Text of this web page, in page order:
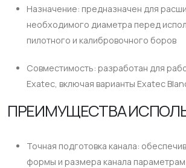
Назначение: предназначен для
необходимого диаметра перед
пилотного и калибровочного боров
Совместимость: разработан для
Exatec, включая варианты Exatec
ПРЕИМУЩЕСТВА
Точная подготовка канала:
формы и размера канала